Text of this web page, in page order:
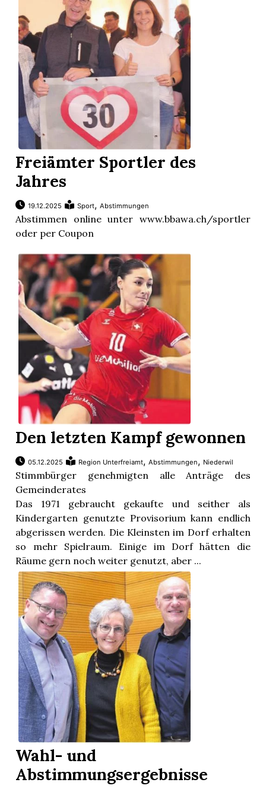
Freiämter Sportler des
Jahres
19.12.2025 Sport,Abstimmungen
Abstimmen online unter www.bbawa.ch/sportler
oder per Coupon
Den letzten Kampf gewonnen
05.12.2025 Region Unterfreiamt,Abstimmungen, Niederwil
Stimmbürger genehmigten alle Anträge des
Gemeinderates
Das 1971 gebraucht gekaufte und seither als
Kindergarten genutzte Provisorium kann endlich
abgerissen werden. Die Kleinsten im Dorf erhalten
so mehr Spielraum. Einige im Dorf hätten die
Räume gern noch weiter genutzt, aber ...
Wahl- und
Abstimmungsergebnisse